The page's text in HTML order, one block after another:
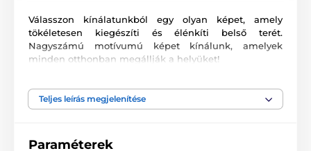
Válasszon kínálatunkból egy olyan képet, amely
tökéletesen kiegészíti és élénkíti belső terét.
Nagyszámú motívumú képet kínálunk, amelyek
minden otthonban megállják a helyüket!
Számunkra fontos a minőség, ezért képeinkhez nem
képünket súlyú
Teljes leírás megjelenítése
Paraméterek